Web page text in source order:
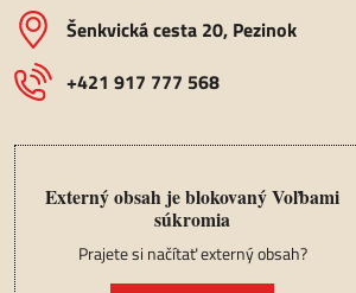
Šenkvická cesta 20, Pezinok
+421 917 777 568
Externý obsah je blokovaný Voľbami
súkromia
Prajete si načítať externý obsah?